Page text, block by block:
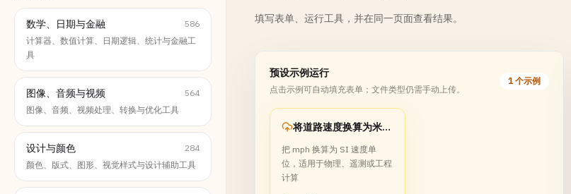
数学、日期与金融
586
计算器、数值计算、日期逻辑、统计与金融工
具
图像、音频与视频
564
图像、音频、视频处理、转换与优化工具
设计与颜色
284
颜色、版式、图形、视觉样式与设计辅助工具
填写表单、运行工具，并在同一页面查看结果。
预设示例运行
点击示例可自动填充表单；文件类型仍需手动上传。
1 个示例
将道路速度换算为米每秒
把 mph 换算为 SI 速度单
位，适用于物理、遥测或工程
计算